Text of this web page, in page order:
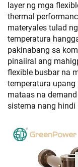
layer ng mga
thermal
materyales tulad
temperatura
pakinabang sa
pinaiiral ang
flexible busbar na
temperatura
mataas na
sistema nang